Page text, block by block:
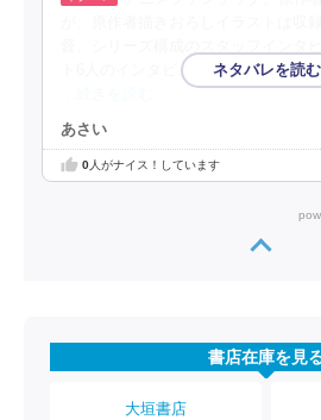
ト6人のインタビューと各話解説、美
あさい
0人がナイス！しています
書店在庫を見
大垣書店